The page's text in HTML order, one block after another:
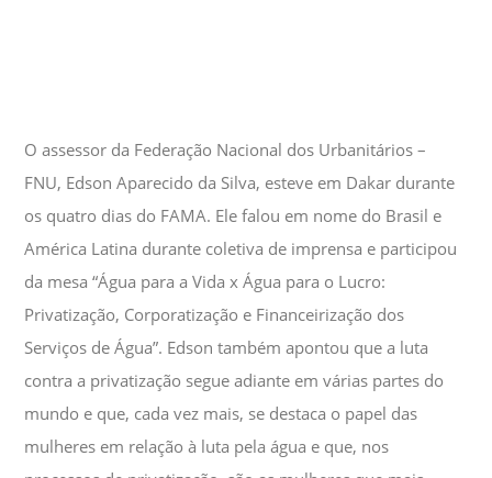
O assessor da Federação Nacional dos Urbanitários –
FNU, Edson Aparecido da Silva, esteve em Dakar durante
os quatro dias do FAMA. Ele falou em nome do Brasil e
América Latina durante coletiva de imprensa e participou
da mesa “Água para a Vida x Água para o Lucro:
Privatização, Corporatização e Financeirização dos
Serviços de Água”. Edson também apontou que a luta
contra a privatização segue adiante em várias partes do
mundo e que, cada vez mais, se destaca o papel das
mulheres em relação à luta pela água e que, nos